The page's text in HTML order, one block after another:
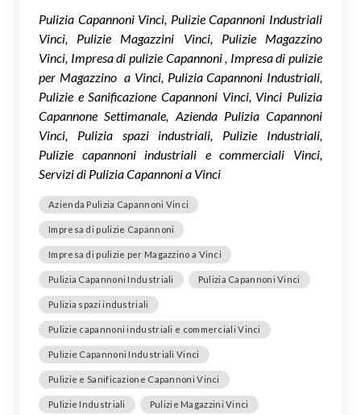
Pulizia Capannoni Vinci, Pulizie Capannoni Industriali
Vinci, Pulizie Magazzini Vinci, Pulizie Magazzino
Vinci, Impresa di pulizie Capannoni , Impresa di pulizie
per Magazzino a Vinci, Pulizia Capannoni Industriali,
Pulizie e Sanificazione Capannoni Vinci, Vinci Pulizia
Capannone Settimanale, Azienda Pulizia Capannoni
Vinci, Pulizia spazi industriali, Pulizie Industriali,
Pulizie capannoni industriali e commerciali Vinci,
Servizi di Pulizia Capannoni a Vinci
Azienda Pulizia Capannoni Vinci
Impresa di pulizie Capannoni
Impresa di pulizie per Magazzino a Vinci
Pulizia Capannoni Industriali Pulizia Capannoni Vinci
Pulizia spazi industriali
Pulizie capannoni industriali e commerciali Vinci
Pulizie Capannoni Industriali Vinci
Pulizie e Sanificazione Capannoni Vinci
Pulizie Industriali Pulizie Magazzini Vinci